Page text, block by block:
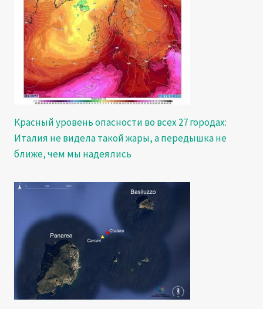
Красный уровень опасности во всех 27 городах:
Италия не видела такой жары, а передышка не
ближе, чем мы надеялись